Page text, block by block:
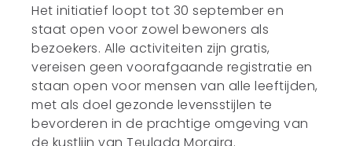
Het initiatief loopt tot 30 september en
staat open voor zowel bewoners als
bezoekers. Alle activiteiten zijn gratis,
vereisen geen voorafgaande registratie en
staan open voor mensen van alle leeftijden,
met als doel gezonde levensstijlen te
bevorderen in de prachtige omgeving van
de kustlijn van Teulada Moraira.